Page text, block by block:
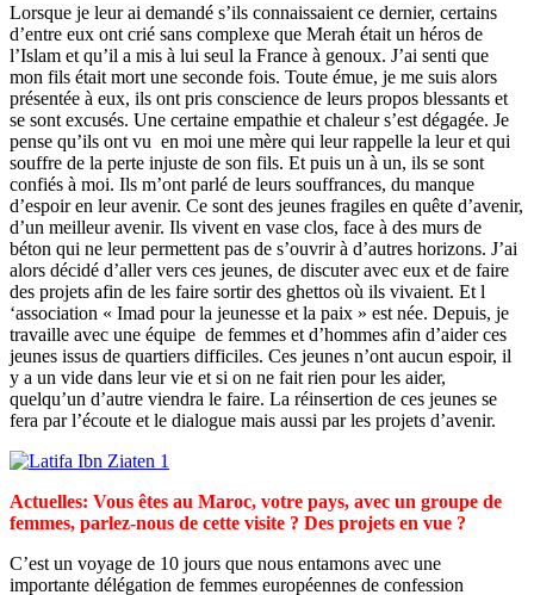
Lorsque je leur ai demandé s’ils connaissaient ce dernier, certains
d’entre eux ont crié sans complexe que Merah était un héros de
l’Islam et qu’il a mis à lui seul la France à genoux. J’ai senti que
mon fils était mort une seconde fois. Toute émue, je me suis alors
présentée à eux, ils ont pris conscience de leurs propos blessants et
se sont excusés. Une certaine empathie et chaleur s’est dégagée. Je
pense qu’ils ont vu en moi une mère qui leur rappelle la leur et qui
souffre de la perte injuste de son fils. Et puis un à un, ils se sont
confiés à moi. Ils m’ont parlé de leurs souffrances, du manque
d’espoir en leur avenir. Ce sont des jeunes fragiles en quête d’avenir,
d’un meilleur avenir. Ils vivent en vase clos, face à des murs de
béton qui ne leur permettent pas de s’ouvrir à d’autres horizons. J’ai
alors décidé d’aller vers ces jeunes, de discuter avec eux et de faire
des projets afin de les faire sortir des ghettos où ils vivaient. Et l
‘association « Imad pour la jeunesse et la paix » est née. Depuis, je
travaille avec une équipe de femmes et d’hommes afin d’aider ces
jeunes issus de quartiers difficiles. Ces jeunes n’ont aucun espoir, il
y a un vide dans leur vie et si on ne fait rien pour les aider,
quelqu’un d’autre viendra le faire. La réinsertion de ces jeunes se
fera par l’écoute et le dialogue mais aussi par les projets d’avenir.
Actuelles: Vous êtes au Maroc, votre pays, avec un groupe de
femmes, parlez-nous de cette visite ? Des projets en vue ?
C’est un voyage de 10 jours que nous entamons avec une
importante délégation de femmes européennes de confession